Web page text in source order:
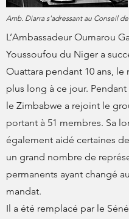
Amb. Diarra s'adressant au Conseil
L’Ambassadeur Oumarou
Youssoufou du Niger a
Ouattara pendant 10 ans, le
plus long à ce jour.
le Zimbabwe a rejoint le
portant à 51 membres. Sa
également aidé certaines
un grand nombre de
permanents ayant changé
mandat.
Il a été remplacé par le